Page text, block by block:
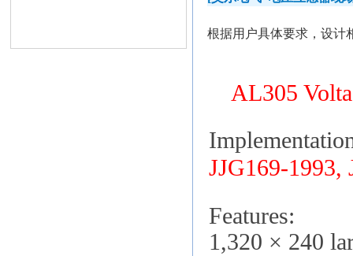
根据用户具体要求，设计
AL305
JJG169-1993,
Features:
1,320 × 240